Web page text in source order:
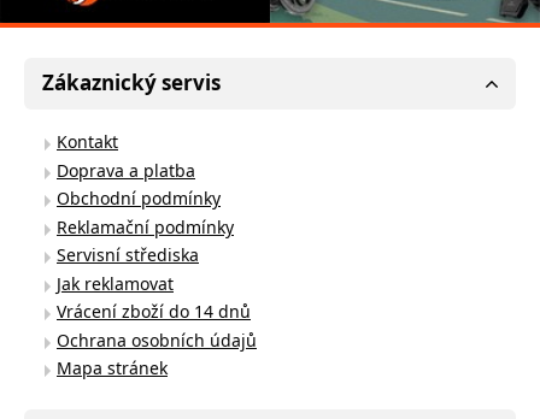
Zákaznický servis
Kontakt
Doprava a platba
Obchodní podmínky
Reklamační podmínky
Servisní střediska
Jak reklamovat
Vrácení zboží do 14 dnů
Ochrana osobních údajů
Mapa stránek